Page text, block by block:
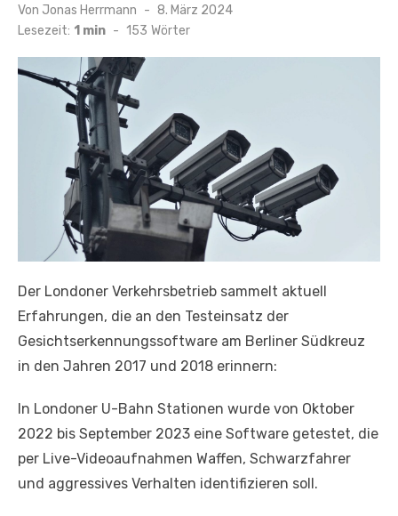
Von Jonas Herrmann
Veröffentlicht
am
8. März 2024
Lesezeit: 1 min - 153 Wörter
Der Londoner Verkehrsbetrieb sammelt aktuell
Erfahrungen, die an den Testeinsatz der
Gesichtserkennungssoftware am Berliner Südkreuz
in den Jahren 2017 und 2018 erinnern:
In Londoner U-Bahn Stationen wurde von Oktober
2022 bis September 2023 eine Software getestet, die
per Live-Videoaufnahmen Waffen, Schwarzfahrer
und aggressives Verhalten identifizieren soll.